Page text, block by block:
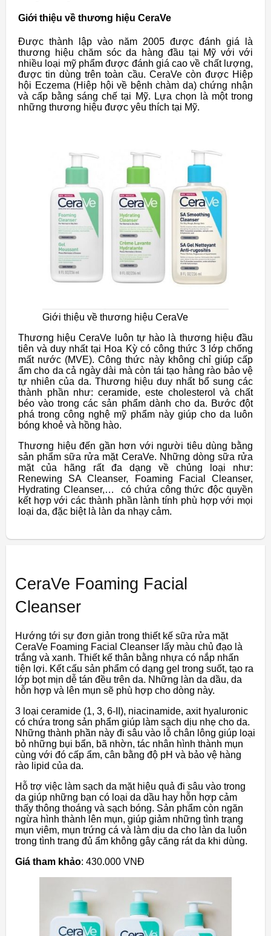
Giới thiệu về thương hiệu CeraVe
Được thành lập vào năm 2005 được đánh giá là
thương hiệu chăm sóc da hàng đầu tại Mỹ với với
nhiều loại mỹ phẩm được đánh giá cao về chất lượng,
được tin dùng trên toàn cầu. CeraVe còn được Hiệp
hội Eczema (Hiệp hội về bệnh chàm da) chứng nhận
và cấp bằng sáng chế tại Mỹ. Lựa chọn là một trong
những thương hiệu được yêu thích tại Mỹ.
Giới thiệu về thương hiệu CeraVe
Thương hiệu CeraVe luôn tự hào là thương hiệu đầu
tiên và duy nhất tại Hoa Kỳ có công thức 3 lớp chống
mất nước (MVE). Công thức này không chỉ giúp cấp
ẩm cho da cả ngày dài mà còn tái tạo hàng rào bảo vệ
tự nhiên của da. Thương hiệu duy nhất bổ sung các
thành phần như: ceramide, este cholesterol và chất
béo vào trong các sản phẩm dành cho da. Bước đột
phá trong công nghệ mỹ phẩm này giúp cho da luôn
bóng khoẻ và hồng hào.
Thương hiệu đến gần hơn với người tiêu dùng bằng
sản phẩm sữa rửa mặt CeraVe. Những dòng sữa rửa
mặt của hãng rất đa dạng về chủng loại như:
Renewing SA Cleanser, Foaming Facial Cleanser,
Hydrating Cleanser,… có chứa công thức độc quyền
kết hợp với các thành phần lành tính phù hợp với mọi
loại da, đặc biệt là làn da nhạy cảm.
CeraVe Foaming Facial
Cleanser
Hướng tới sự đơn giản trong thiết kế sữa rửa mặt
CeraVe Foaming Facial Cleanser lấy màu chủ đạo là
trắng và xanh. Thiết kế thân bằng nhựa có nắp nhấn
tiện lợi. Kết cấu sản phẩm có dạng gel trong suốt, tạo ra
lớp bọt mịn dễ tán đều trên da. Những làn da dầu, da
hỗn hợp và lên mụn sẽ phù hợp cho dòng này.
3 loại ceramide (1, 3, 6-II), niacinamide, axit hyaluronic
có chứa trong sản phẩm giúp làm sạch dịu nhẹ cho da.
Những thành phần này đi sâu vào lỗ chân lông giúp loại
bỏ những bụi bẩn, bã nhờn, tác nhân hình thành mụn
cùng với đó cấp ẩm, cân bằng độ pH và bảo vệ hàng
rào lipid của da.
Hỗ trợ việc làm sạch da mặt hiệu quả đi sâu vào trong
da giúp những bạn có loại da dầu hay hỗn hợp cảm
thấy thông thoáng và sạch bóng. Sản phẩm còn ngăn
ngừa hình thành lên mụn, giúp giảm những tình trạng
mụn viêm, mụn trứng cá và làm dịu da cho làn da luôn
trong tình trang đủ ẩm không gây căng rát da khi dùng.
Giá tham khảo: 430.000 VNĐ